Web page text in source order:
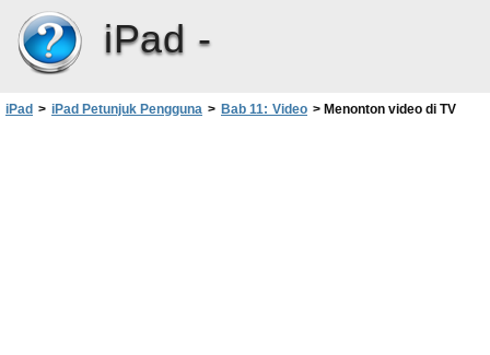
iPad -
iPad > iPad Petunjuk Pengguna > Bab 11: Video > Menonton video di TV